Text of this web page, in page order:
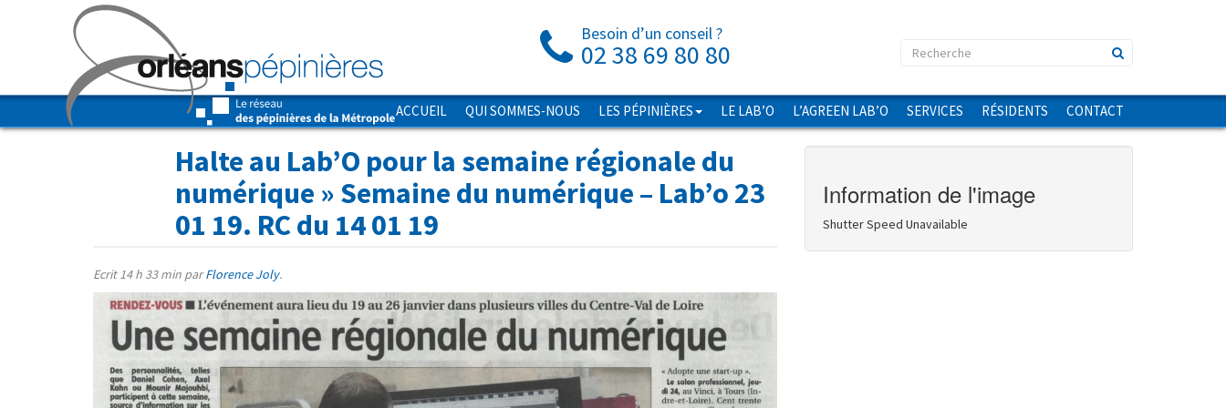
Besoin d’un conseil ?
02 38 69 80 80
ACCUEIL QUI SOMMES-NOUS LES PÉPINIÈRES LE LAB’O L’AGREEN LAB’O SERVICES RÉSIDENTS CONTACT
Halte au Lab’O pour la semaine régionale du
numérique » Semaine du numérique – Lab’o 23
01 19. RC du 14 01 19
Ecrit14 h 33 min parFlorence Joly.
Information de l'image
Shutter Speed Unavailable